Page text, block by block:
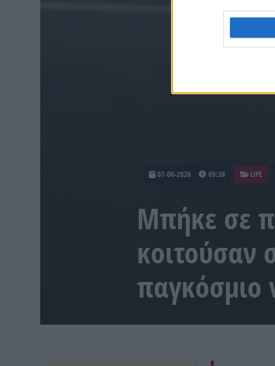
07-06-2026 09:38 LIFE
Μπήκε σε
κοιτούσαν
παγκόσμιο